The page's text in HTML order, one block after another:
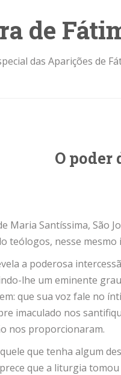
de
das Aparições de
O poder
Maria Santíssima, São
teólogos, nesse
a poderosa
lhe um eminente
que sua voz fale no
imaculado nos
nos proporcionaram.
que tenha algum
que a liturgia tomou